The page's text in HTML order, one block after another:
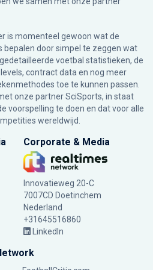
is momenteel gewoon wat de
bepalen door simpel te zeggen wat
voetbal statistieken, de
contract data en nog meer
toe te kunnen passen.
onze partner SciSports, in staat
voorspelling te doen en dat voor alle
wereldwijd.
Corporate & Media
Innovatieweg 20-C
7007CD Doetinchem
Nederland
+31645516860
LinkedIn